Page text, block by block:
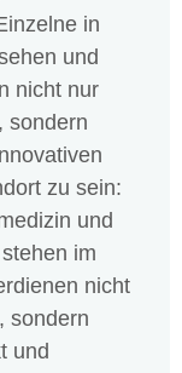
in
und
nicht nur
sondern
zu sein:
und
im
nicht
sondern
und